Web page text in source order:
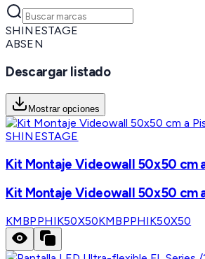
SHINESTAGE
ABSEN
Descargar listado
Mostrar opciones
SHINESTAGE
Kit Montaje Videowall 50x50 cm
Kit Montaje Videowall 50x50 cm
KMBPPHIK50X50KMBPPHIK50X50